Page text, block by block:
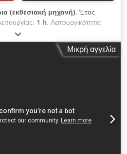
(εκθεσιακή μηχανή), Έτος
1 h, Λειτουργικότητα:
Καταστροφέας τύπου
15 KW, 400V 50Hz• •
400V, 3phs, 50Hz 40%
διακοπή έκτακτης ανάγκης •
περονοφόρο ανυψωτικό είτε με
2700 κιλά • Ολοκληρωμένο
Μικρή αγγελία